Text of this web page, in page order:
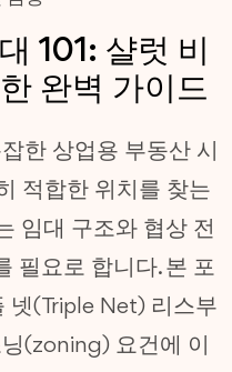
101: 샬럿 비
완벽 가이드
한 상업용 부동산 시
적합한 위치를 찾는
임대 구조와 협상 전
필요로 합니다. 본 포
넷(Triple Net) 리스부
(zoning) 요건에 이